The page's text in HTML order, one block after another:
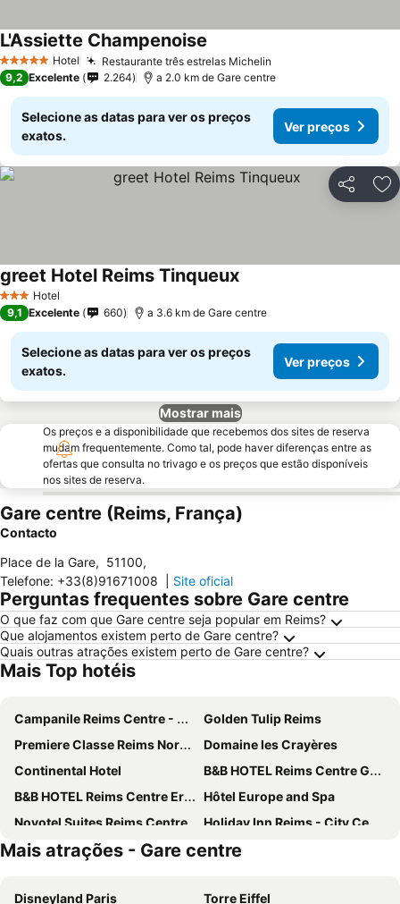
5 Estrelas Hotel Restaurante três estrelas Michelin
L'Assiette Champenoise
9,2 Excelente 2.264 a 2.0 km de Gare centre
Selecione as datas para ver os preços
exatos.
Ver preços
Partilhar
3 EstrelasHotel
greet Hotel Reims Tinqueux
9,1 Excelente 660 a 3.6 km de Gare centre
Selecione as datas para ver os preços
exatos.
Ver preços
Mostrar mais
Os preços e a disponibilidade que recebemos dos sites de reserva
mudam frequentemente. Como tal, pode haver diferenças entre as
ofertas que consulta no trivago e os preços que estão disponíveis
nos sites de reserva.
Gare centre (Reims, França)
Contacto
Place de la Gare, 51100,
Telefone: +33(8)91671008 Site oficial
Perguntas frequentes sobre Gare centre
O que faz com que Gare centre seja popular em Reims?
Que alojamentos existem perto de Gare centre?
Quais outras atrações existem perto de Gare centre?
Mais Top hotéis
Campanile Reims Centre - Cathedrale
Golden Tulip Reims
Premiere Classe Reims Nord - Bétheny
Domaine les Crayères
Continental Hotel
B&B HOTEL Reims Centre Gare
B&B HOTEL Reims Centre Erlon
Hôtel Europe and Spa
Novotel Suites Reims Centre
Holiday Inn Reims - City Centre By Ihg
Holiday Inn Express & Suites Reims - Rives De Vesle By Ihg
Best Western Hotel Centre Reims
Kyriad Reims Est - Parc Expositions
Les Berceaux de la Cathedrale
Mais atrações - Gare centre
Disneyland Paris
Torre Eiffel